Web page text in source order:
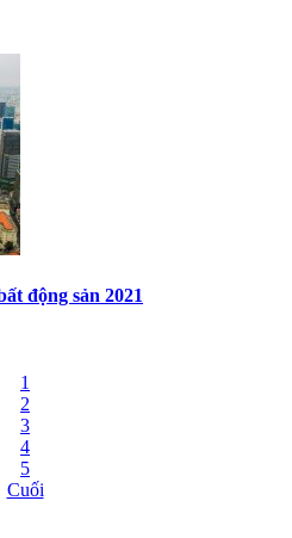
động sản 2021
1
2
3
4
5
Cuối